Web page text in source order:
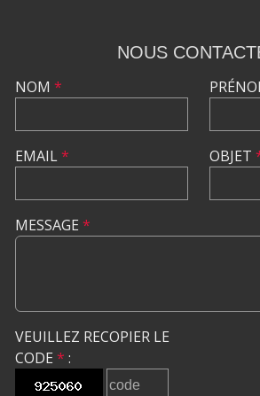
NOUS
NOM *
EMAIL* OBJET
MESSAGE *
VEUILLEZ RECOPIER LE
CODE * :